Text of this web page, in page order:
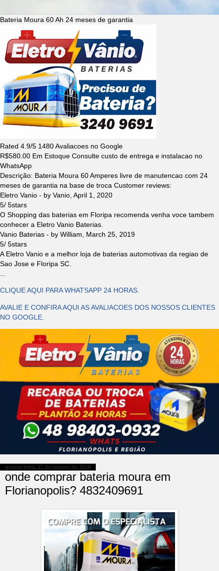
Bateria Moura 60 Ah 24 meses de garantia
Rated 4.9/5 1480Avaliacoes no Google
R$580.00 Em Estoque Consulte custo de entrega e instalacao no
WhatsApp
Descrição: Bateria Moura 60 Amperes livre de manutencao com 24
meses de garantia na base de troca Customer reviews:
Eletro Vanio - by Vanio April 1, 2020
5/ 5stars
O Shopping das baterias em Floripa recomenda venha voce tambem
conhecer a Eletro Vanio Baterias.
Vanio Baterias - by William
March 25, 2019
5/ 5stars
A Eletro Vanio e a melhor loja de baterias automotivas da regiao de
Sao Jose e Floripa SC.
CLIQUE AQUI PARA WHATSAPP 24 HORAS.
AVALIE E CONFIRA AQUI AS AVALIACOES DOS NOSSOS CLIENTES
NO GOOGLE.
quinta-feira, 11 de janeiro de 2018
onde comprar bateria moura em
Florianopolis? 4832409691